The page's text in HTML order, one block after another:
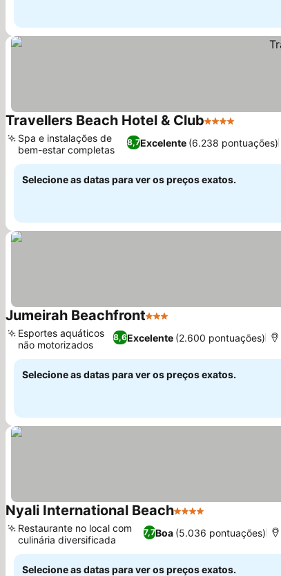
Travellers Beach Hotel & Club4 Estrelas
8,7Excelente (6.238 pontuações)
Spa e instalações de
bem-estar completas
Selecione as datas para ver os preços exatos.
Jumeirah Beachfront3 Estrelas
8,6Excelente (2.600 pontuações)
Esportes aquáticos
não motorizados
Selecione as datas para ver os preços exatos.
Nyali International Beach4 Estrelas
7,7Boa (5.036 pontuações)
Restaurante no local com
culinária diversificada
Selecione as datas para ver os preços exatos.